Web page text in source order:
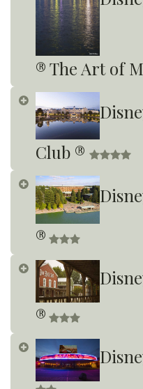
® The Art of
Club ®
®
®